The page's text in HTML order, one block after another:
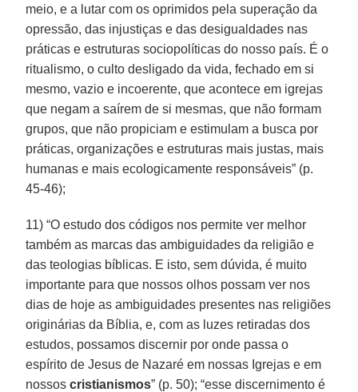
meio, e a lutar com os oprimidos pela superação da
opressão, das injustiças e das desigualdades nas
práticas e estruturas sociopolíticas do nosso país. É o
ritualismo, o culto desligado da vida, fechado em si
mesmo, vazio e incoerente, que acontece em igrejas
que negam a saírem de si mesmas, que não formam
grupos, que não propiciam e estimulam a busca por
práticas, organizações e estruturas mais justas, mais
humanas e mais ecologicamente responsáveis” (p.
45-46);
11) “O estudo dos códigos nos permite ver melhor
também as marcas das ambiguidades da religião e
das teologias bíblicas. E isto, sem dúvida, é muito
importante para que nossos olhos possam ver nos
dias de hoje as ambiguidades presentes nas religiões
originárias da Bíblia, e, com as luzes retiradas dos
estudos, possamos discernir por onde passa o
espírito de Jesus de Nazaré em nossas Igrejas e em
nossoscristianismos” (p. 50); “esse discernimento é